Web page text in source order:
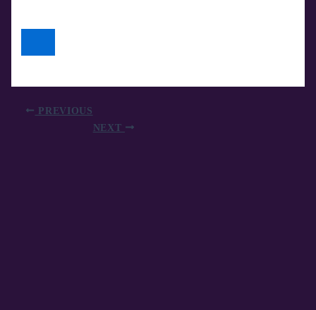
PREVIOUS
NEXT